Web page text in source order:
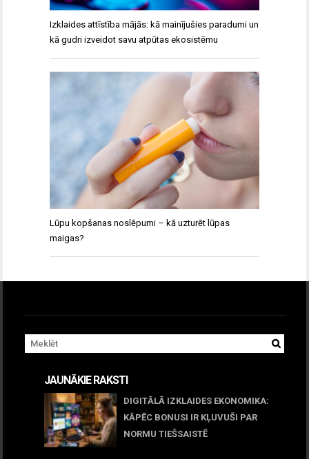
Izklaides attīstība mājās: kā mainījušies paradumi un
kā gudri izveidot savu atpūtas ekosistēmu
Lūpu kopšanas noslēpumi – kā uzturēt lūpas
maigas?
JAUNĀKIE RAKSTI
DIGITĀLĀ IZKLAIDES EKONOMIKA:
KĀPĒC BONUSI IR KĻUVUŠI PAR
NORMU TIEŠSAISTĒ